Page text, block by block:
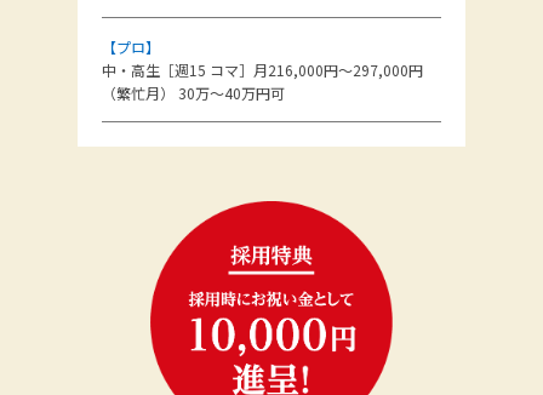
【プロ】
中・高生［週15 コマ］月216,000円～297,000円
（繁忙月） 30万～40万円可